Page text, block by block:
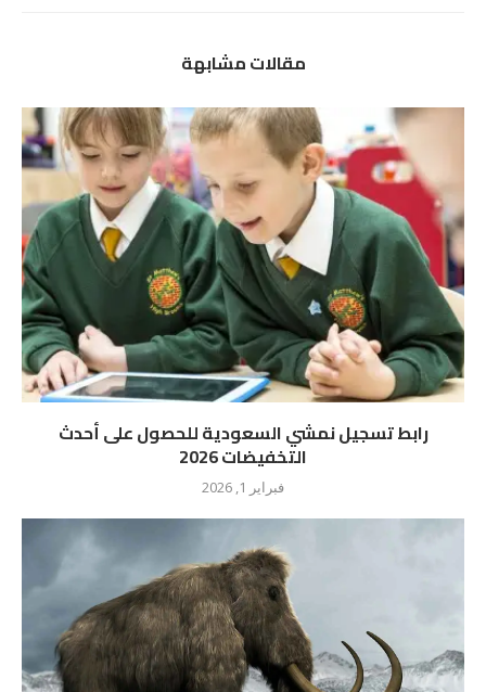
مقالات مشابهة
رابط تسجيل نمشي السعودية للحصول على أحدث
التخفيضات 2026
فبراير 1, 2026